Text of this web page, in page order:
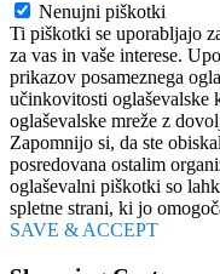
Nenujni piškotki
Ti piškotki se uporabljajo
za vas in vaše interese.
prikazov posameznega
učinkovitosti oglaševalske
oglaševalske mreže z
Zapomnijo si, da ste
posredovana ostalim
oglaševalni piškotki so
spletne strani, ki jo
SAVE & ACCEPT